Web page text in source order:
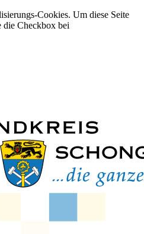
Cookies. Um diese Seite
die Checkbox bei